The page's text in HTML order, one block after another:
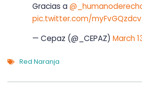
Gracias a
pic.twitter.com/myFvGQzdcv
— Cepaz (@_CEPAZ) March
Red Naranja